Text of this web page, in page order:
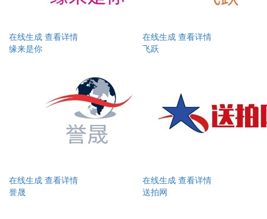
在线生成 查看详情
缘来是你
在线生成 查看详情
飞跃
在线生成 查看详情
誉晟
在线生成 查看详情
送拍网